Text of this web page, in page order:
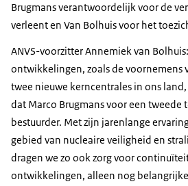
Brugmans verantwoordelijk voor de
verleent en Van Bolhuis voor het
ANVS-voorzitter Annemiek van
ontwikkelingen, zoals de voornemens
twee nieuwe kerncentrales in ons
dat Marco Brugmans voor een
bestuurder. Met zijn jarenlange
gebied van nucleaire veiligheid en
dragen we zo ook zorg voor
ontwikkelingen, alleen nog